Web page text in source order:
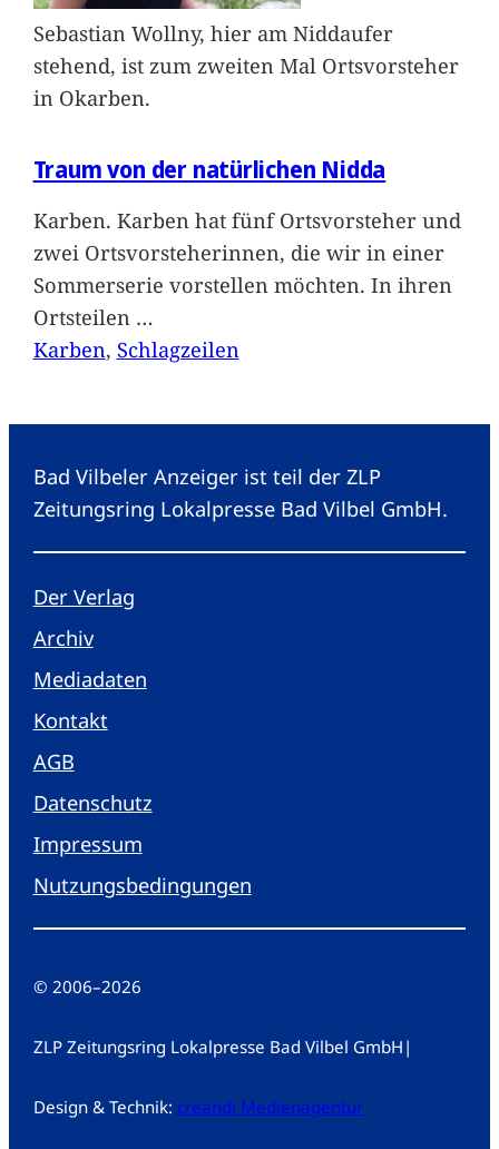
Sebastian Wollny, hier am Niddaufer
stehend, ist zum zweiten Mal Ortsvorsteher
in Okarben.
Traum von der natürlichen Nidda
Karben. Karben hat fünf Ortsvorsteher und
zwei Ortsvorsteherinnen, die wir in einer
Sommerserie vorstellen möchten. In ihren
Ortsteilen …
Karben, Schlagzeilen
Bad Vilbeler Anzeiger ist teil der ZLP
Zeitungsring Lokalpresse Bad Vilbel GmbH.
Der Verlag
Archiv
Mediadaten
Kontakt
AGB
Datenschutz
Impressum
Nutzungsbedingungen
© 2006–2026
ZLP Zeitungsring Lokalpresse Bad Vilbel GmbH |
Design & Technik: creandi Medienagentur